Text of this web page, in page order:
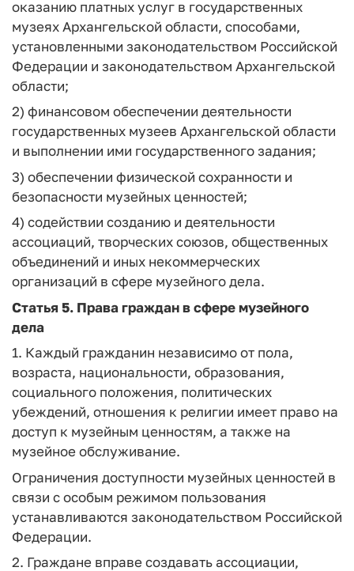
оказанию платных услуг в государственных
музеях Архангельской области, способами,
установленными законодательством Российской
Федерации и законодательством Архангельской
области;
2) финансовом обеспечении деятельности
государственных музеев Архангельской области
и выполнении ими государственного задания;
3) обеспечении физической сохранности и
безопасности музейных ценностей;
4) содействии созданию и деятельности
ассоциаций, творческих союзов, общественных
объединений и иных некоммерческих
организаций в сфере музейного дела.
Статья 5. Права граждан в сфере музейного
дела
1. Каждый гражданин независимо от пола,
возраста, национальности, образования,
социального положения, политических
убеждений, отношения к религии имеет право на
доступ к музейным ценностям, а также на
музейное обслуживание.
Ограничения доступности музейных ценностей в
связи с особым режимом пользования
устанавливаются законодательством Российской
Федерации.
2. Граждане вправе создавать ассоциации,